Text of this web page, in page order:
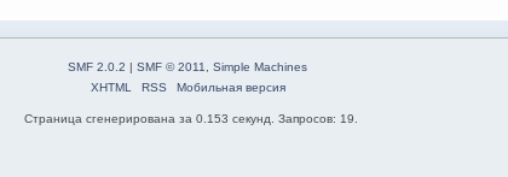
SMF 2.0.2 |SMF © 2011,Simple Machines
XHTML
RSS Мобильная версия
Страница сгенерирована за 0.153 секунд. Запросов: 19.